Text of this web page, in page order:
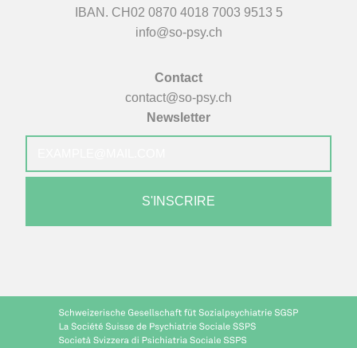
IBAN. CH02 0870 4018 7003 9513 5
info@so-psy.ch
Contact
contact@so-psy.ch
Newsletter
*